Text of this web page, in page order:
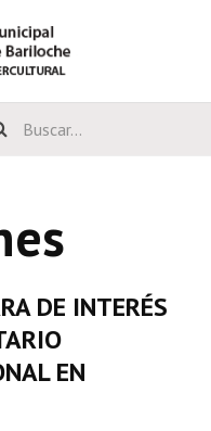
DE INTERÉS
EN